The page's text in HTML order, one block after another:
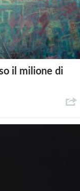
il milione di